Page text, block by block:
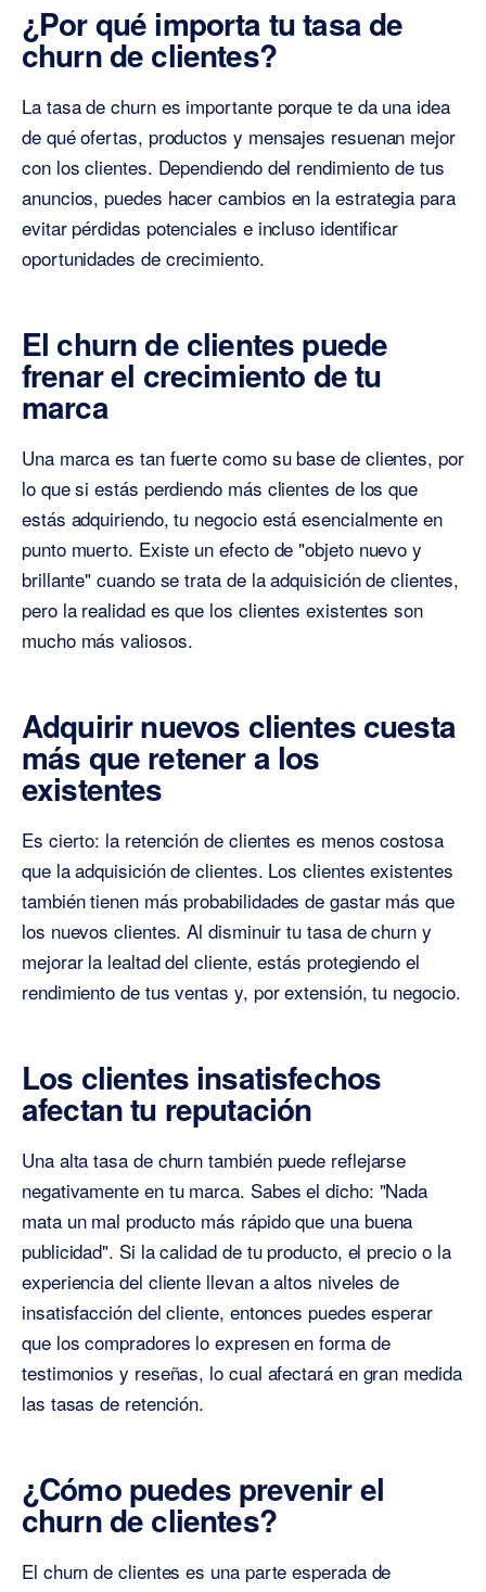
¿Por qué importa tu tasa de
churn de clientes?
La tasa de churn es importante porque te da una idea
de qué ofertas, productos y mensajes resuenan mejor
con los clientes. Dependiendo del rendimiento de tus
anuncios, puedes hacer cambios en la estrategia para
evitar pérdidas potenciales e incluso identificar
oportunidades de crecimiento.
El churn de clientes puede
frenar el crecimiento de tu
marca
Una marca es tan fuerte como su base de clientes, por
lo que si estás perdiendo más clientes de los que
estás adquiriendo, tu negocio está esencialmente en
punto muerto. Existe un efecto de "objeto nuevo y
brillante" cuando se trata de la adquisición de clientes,
pero la realidad es que los clientes existentes son
mucho más valiosos.
Adquirir nuevos clientes cuesta
más que retener a los
existentes
Es cierto: la retención de clientes es menos costosa
que la adquisición de clientes. Los clientes existentes
también tienen más probabilidades de gastar más que
los nuevos clientes. Al disminuir tu tasa de churn y
mejorar la lealtad del cliente, estás protegiendo el
rendimiento de tus ventas y, por extensión, tu negocio.
Los clientes insatisfechos
afectan tu reputación
Una alta tasa de churn también puede reflejarse
negativamente en tu marca. Sabes el dicho: "Nada
mata un mal producto más rápido que una buena
publicidad". Si la calidad de tu producto, el precio o la
experiencia del cliente llevan a altos niveles de
insatisfacción del cliente, entonces puedes esperar
que los compradores lo expresen en forma de
testimonios y reseñas, lo cual afectará en gran medida
las tasas de retención.
¿Cómo puedes prevenir el
churn de clientes?
El churn de clientes es una parte esperada de